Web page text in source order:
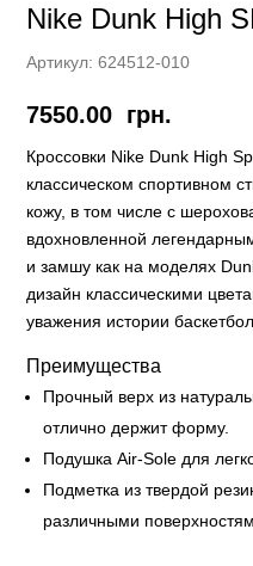
Nike Dunk High
Артикул:624512-010
7550.00 грн.
Кроссовки Nike Dunk High
классическом спортивном
кожу, в том числе с
вдохновленной
и замшу как на моделях
дизайн классическими
уважения истории
Преимущества
Прочный верх из
отлично держит форму.
Подушка Air-Sole для
Подметка из твердой
различными